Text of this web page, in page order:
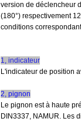
version de déclencheur
(180°) respectivement
conditions
1, indicateur
L'indicateur de position
2, pignon
Le pignon est à haute
DIN3337, NAMUR. Les